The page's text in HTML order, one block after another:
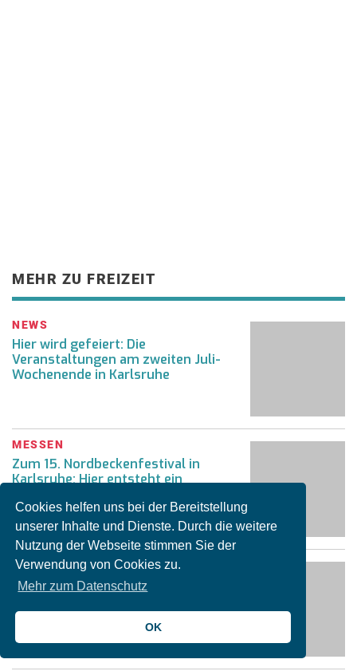
Cookies helfen uns bei der Bereitstellung
unserer Inhalte und Dienste. Durch die weitere
Nutzung der Webseite stimmen Sie der
Verwendung von Cookies zu.
Mehr zum Datenschutz
OK
MEHR ZU FREIZEIT
NEWS
Hier wird gefeiert: Die
Veranstaltungen am zweiten Juli-
Wochenende in Karlsruhe
MESSEN
Zum 15. Nordbeckenfestival in
Karlsruhe: Hier entsteht ein
EVENTS
Altstadtfest, Kunsthandwerk,
Veranstaltungen in der ersten
Juli-Woche in Karlsruhe